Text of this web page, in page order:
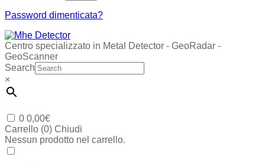
Password dimenticata?
Centro specializzato in Metal Detector - GeoRadar -
GeoScanner
Search
×
0 0,00€
Carrello (0) Chiudi
Nessun prodotto nel carrello.